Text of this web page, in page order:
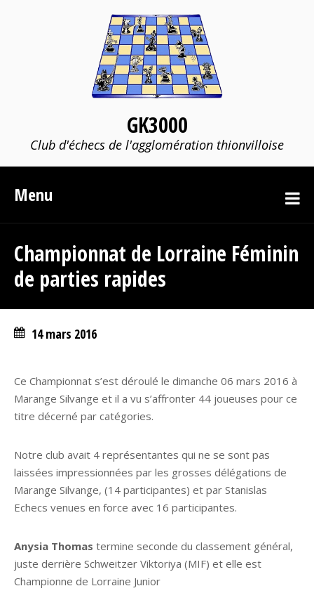
GK3000
Club d'échecs de l'agglomération thionvilloise
Menu
Championnat de Lorraine Féminin
de parties rapides
14 mars 2016
Ce Championnat s’est déroulé le dimanche 06 mars 2016 à
Marange Silvange et il a vu s’affronter 44 joueuses pour ce
titre décerné par catégories.
Notre club avait 4 représentantes qui ne se sont pas
laissées impressionnées par les grosses délégations de
Marange Silvange, (14 participantes) et par Stanislas
Echecs venues en force avec 16 participantes.
Anysia Thomas termine seconde du classement général,
juste derrière Schweitzer Viktoriya (MIF) et elle est
Championne de Lorraine Junior